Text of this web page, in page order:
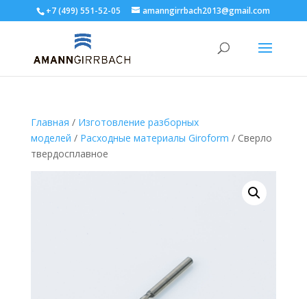
+7 (499) 551-52-05 amanngirrbach2013@gmail.com
Главная / Изготовление разборных
моделей / Расходные материалы Giroform / Сверло
твердосплавное